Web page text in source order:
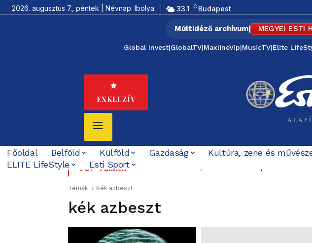
2026. augusztus 7., péntek | Névnap: Ibolya 33.1 C Budapest
Múltidéző archívum| MEGYEI ESTI
Global Invest|GlobalTV|MaxlineVip|MusicTV|Elite
EXKLUZÍV
Főoldal Belföld Külföld Gazdaság Kultúra, zene és
ELITE LifeStyle
Esti Sport
TOP TÉMÁKSzázéves BCmot, hatvanéves Púpos –
Témák: Kék azbeszt
kék azbeszt